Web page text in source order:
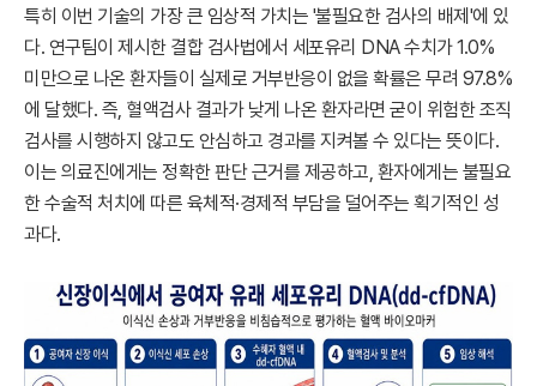
특히 이번 기술의 가장 큰 임상적 가치는 '불필요한 검사의 배제'에 있
다. 연구팀이 제시한 결합 검사법에서 세포유리 DNA 수치가 1.0%
미만으로 나온 환자들이 실제로 거부반응이 없을 확률은 무려 97.8%
에 달했다. 즉, 혈액검사 결과가 낮게 나온 환자라면 굳이 위험한 조직
검사를 시행하지 않고도 안심하고 경과를 지켜볼 수 있다는 뜻이다.
이는 의료진에게는 정확한 판단 근거를 제공하고, 환자에게는 불필요
한 수술적 처치에 따른 육체적·경제적 부담을 덜어주는 획기적인 성
과다.